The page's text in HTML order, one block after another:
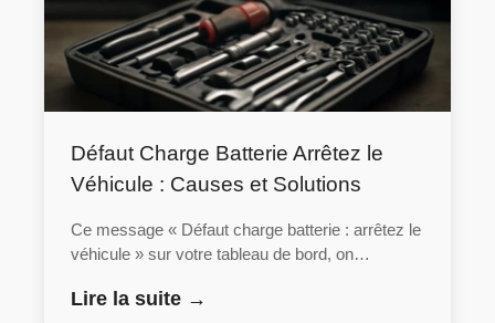
Défaut Charge Batterie Arrêtez le
Véhicule : Causes et Solutions
Ce message « Défaut charge batterie : arrêtez le
véhicule » sur votre tableau de bord, on…
Lire la suite →